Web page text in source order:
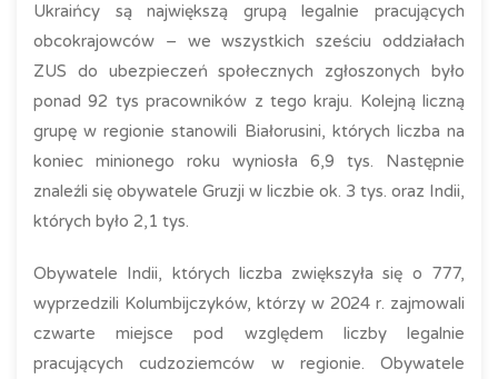
Ukraińcy są największą grupą legalnie pracujących
obcokrajowców – we wszystkich sześciu oddziałach
ZUS do ubezpieczeń społecznych zgłoszonych było
ponad 92 tys pracowników z tego kraju. Kolejną liczną
grupę w regionie stanowili Białorusini, których liczba na
koniec minionego roku wyniosła 6,9 tys. Następnie
znaleźli się obywatele Gruzji w liczbie ok. 3 tys. oraz Indii,
których było 2,1 tys.
Obywatele Indii, których liczba zwiększyła się o 777,
wyprzedzili Kolumbijczyków, którzy w 2024 r. zajmowali
czwarte miejsce pod względem liczby legalnie
pracujących cudzoziemców w regionie. Obywatele